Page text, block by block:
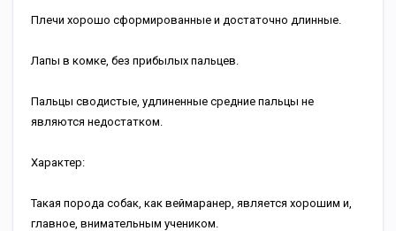
Плечи хорошо сформированные и достаточно длинные.
Лапы в комке, без прибылых пальцев.
Пальцы сводистые, удлиненные средние пальцы не
являются недостатком.
Характер:
Такая порода собак, как веймаранер, является хорошим и,
главное, внимательным учеником.